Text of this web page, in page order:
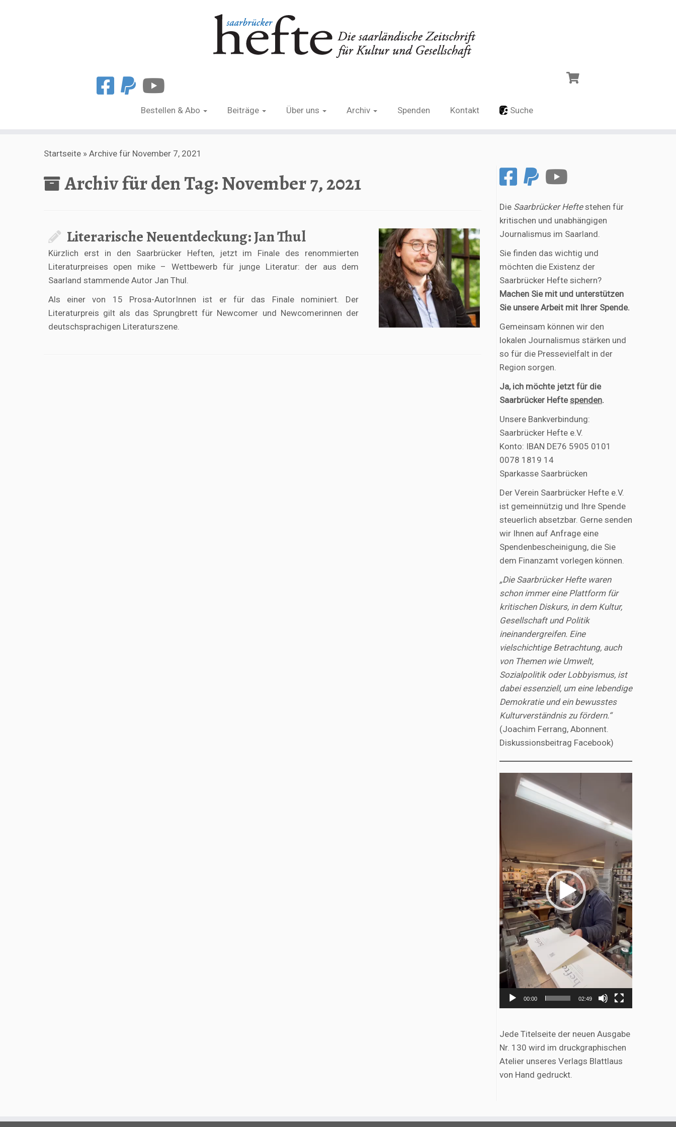
Bestellen & Abo Beiträge Über uns Archiv Spenden Kontakt Suche
Startseite » Archive für November 7, 2021
Archiv für den Tag:November 7, 2021
Literarische Neuentdeckung: Jan Thul
Kürzlich erst in den Saarbrücker Heften, jetzt im Finale des renommierten
Literaturpreises open mike – Wettbewerb für junge Literatur: der aus dem
Saarland stammende Autor Jan Thul.
Als einer von 15 Prosa-AutorInnen ist er für das Finale nominiert. Der
Literaturpreis gilt als das Sprungbrett für Newcomer und Newcomerinnen der
deutschsprachigen Literaturszene.
Die Saarbrücker Heftestehen für
kritischen und unabhängigen
Journalismus im Saarland.
Sie finden das wichtig und
möchten die Existenz der
Saarbrücker Hefte sichern?
Machen Sie mit und unterstützen
Sie unsere Arbeit mit Ihrer Spende.
Gemeinsam können wir den
lokalen Journalismus stärken und
so für die Pressevielfalt in der
Region sorgen.
Ja, ich möchte jetzt für die
Saarbrücker Heftespenden.
Unsere Bankverbindung:
Saarbrücker Hefte e.V.
Konto: IBAN DE76 5905 0101
0078 1819 14
Sparkasse Saarbrücken
Der Verein Saarbrücker Hefte e.V.
ist gemeinnützig und Ihre Spende
steuerlich absetzbar. Gerne senden
wir Ihnen auf Anfrage eine
Spendenbescheinigung, die Sie
dem Finanzamt vorlegen können.
„Die Saarbrücker Hefte waren
schon immer eine Plattform für
kritischen Diskurs, in dem Kultur,
Gesellschaft und Politik
ineinandergreifen. Eine
vielschichtige Betrachtung, auch
von Themen wie Umwelt,
Sozialpolitik oder Lobbyismus, ist
dabei essenziell, um eine lebendige
Demokratie und ein bewusstes
Kulturverständnis zu fördern.“
(Joachim Ferrang, Abonnent.
Diskussionsbeitrag Facebook)
Video-
Player
00:00 02:49
Jede Titelseite der neuen Ausgabe
Nr. 130 wird im druckgraphischen
Atelier unseres Verlags Blattlaus
von Hand gedruckt.